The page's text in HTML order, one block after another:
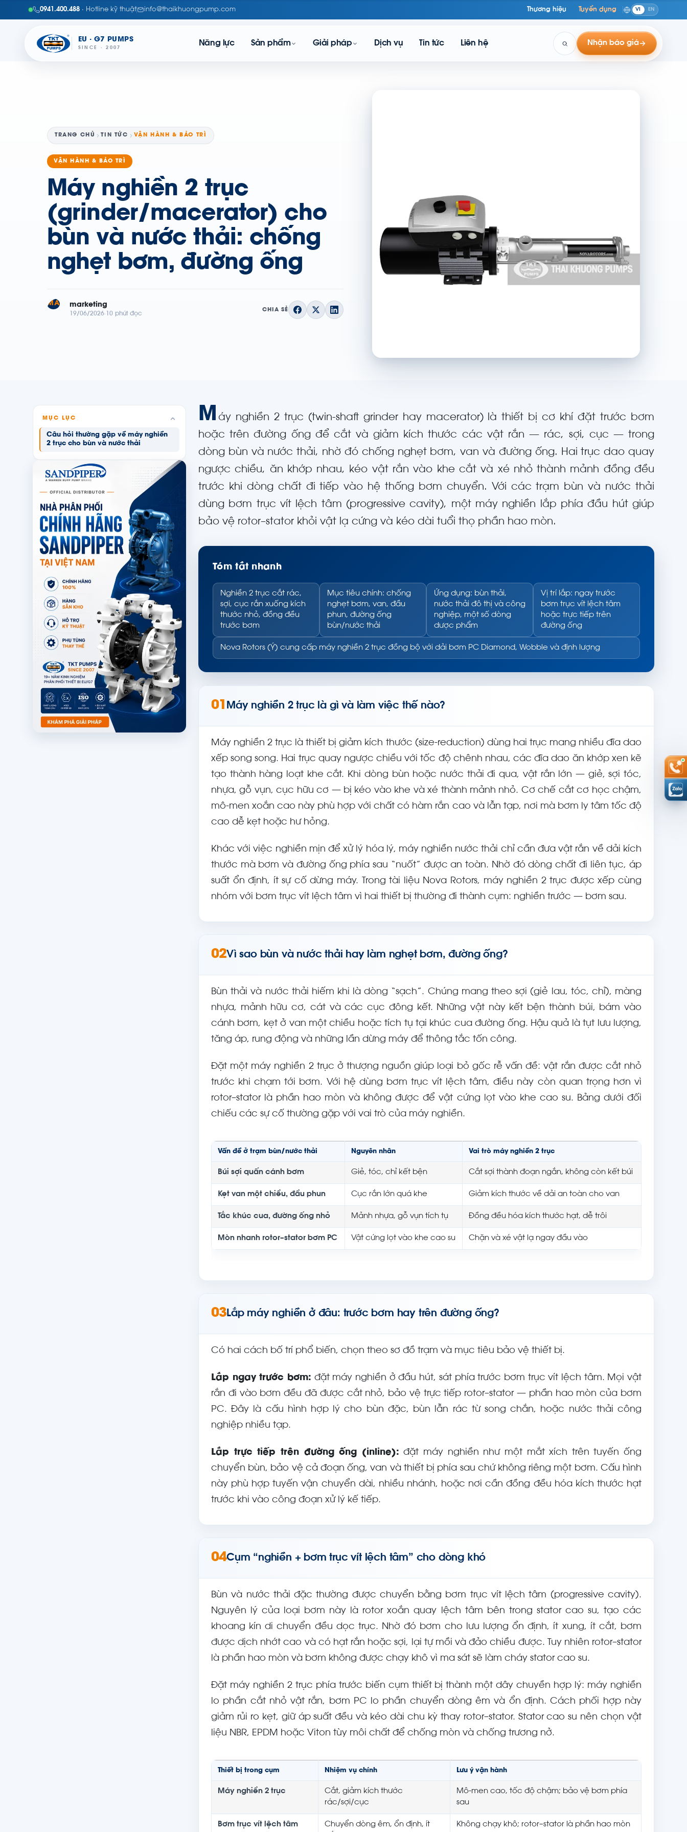
0941.400.488 · Hotline kỹ thuật info@thaikhuongpump.com Thương hiệu Tuyển dụng VI EN
EU · G7 PUMPS
SINCE · 2007
Năng lực Sản phẩm Giải pháp Dịch vụ Tin tức Liên hệ Nhận báo giá
TRANG CHỦ TIN TỨC VẬN HÀNH & BẢO TRÌ
VẬN HÀNH & BẢO TRÌ
Máy nghiền 2 trục
(grinder/macerator) cho
bùn và nước thải: chống
nghẹt bơm, đường ống
MA marketing
19/06/2026 10 phút đọc
CHIA SẺ
MỤC LỤC
Câu hỏi thường gặp về máy nghiền
2 trục cho bùn và nước thải
M áy nghiền 2 trục (twin-shaft grinder hay macerator) là thiết bị cơ khí đặt trước bơm
hoặc trên đường ống để cắt và giảm kích thước các vật rắn — rác, sợi, cục — trong
dòng bùn và nước thải, nhờ đó chống nghẹt bơm, van và đường ống. Hai trục dao quay
ngược chiều, ăn khớp nhau, kéo vật rắn vào khe cắt và xé nhỏ thành mảnh đồng đều
trước khi dòng chất đi tiếp vào hệ thống bơm chuyển. Với các trạm bùn và nước thải
dùng bơm trục vít lệch tâm (progressive cavity), một máy nghiền lắp phía đầu hút giúp
bảo vệ rotor–stator khỏi vật lạ cứng và kéo dài tuổi thọ phần hao mòn.
Tóm tắt nhanh
Nghiền 2 trục cắt rác,
sợi, cục rắn xuống kích
thước nhỏ, đồng đều
trước bơm
Mục tiêu chính: chống
nghẹt bơm, van, đầu
phun, đường ống
bùn/nước thải
Ứng dụng: bùn thải,
nước thải đô thị và công
nghiệp, một số dòng
dược phẩm
Vị trí lắp: ngay trước
bơm trục vít lệch tâm
hoặc trực tiếp trên
đường ống
Nova Rotors (Ý) cung cấp máy nghiền 2 trục đồng bộ với dải bơm PC Diamond, Wobble và định lượng
01 Máy nghiền 2 trục là gì và làm việc thế nào?
Máy nghiền 2 trục là thiết bị giảm kích thước (size-reduction) dùng hai trục mang nhiều đĩa dao
xếp song song. Hai trục quay ngược chiều với tốc độ chênh nhau, các đĩa dao ăn khớp xen kẽ
tạo thành hàng loạt khe cắt. Khi dòng bùn hoặc nước thải đi qua, vật rắn lớn — giẻ, sợi tóc,
nhựa, gỗ vụn, cục hữu cơ — bị kéo vào khe và xé thành mảnh nhỏ. Cơ chế cắt cơ học chậm,
mô-men xoắn cao này phù hợp với chất có hàm rắn cao và lẫn tạp, nơi mà bơm ly tâm tốc độ
cao dễ kẹt hoặc hư hỏng.
Khác với việc nghiền mịn để xử lý hóa lý, máy nghiền nước thải chỉ cần đưa vật rắn về dải kích
thước mà bơm và đường ống phía sau “nuốt” được an toàn. Nhờ đó dòng chất đi liên tục, áp
suất ổn định, ít sự cố dừng máy. Trong tài liệu Nova Rotors, máy nghiền 2 trục được xếp cùng
nhóm với bơm trục vít lệch tâm vì hai thiết bị thường đi thành cụm: nghiền trước — bơm sau.
02Vì sao bùn và nước thải hay làm nghẹt bơm, đường ống?
Bùn thải và nước thải hiếm khi là dòng “sạch”. Chúng mang theo sợi (giẻ lau, tóc, chỉ), màng
nhựa, mảnh hữu cơ, cát và các cục đông kết. Những vật này kết bện thành búi, bám vào
cánh bơm, kẹt ở van một chiều hoặc tích tụ tại khúc cua đường ống. Hậu quả là tụt lưu lượng,
tăng áp, rung động và những lần dừng máy để thông tắc tốn công.
Đặt một máy nghiền 2 trục ở thượng nguồn giúp loại bỏ gốc rễ vấn đề: vật rắn được cắt nhỏ
trước khi chạm tới bơm. Với hệ dùng bơm trục vít lệch tâm, điều này còn quan trọng hơn vì
rotor–stator là phần hao mòn và không được để vật cứng lọt vào khe cao su. Bảng dưới đối
chiếu các sự cố thường gặp với vai trò của máy nghiền.
Vấn đề ở trạm bùn/nước thải Nguyên nhân Vai trò máy nghiền 2 trục
Búi sợi quấn cánh bơm Giẻ, tóc, chỉ kết bện Cắt sợi thành đoạn ngắn, không còn kết búi
Kẹt van một chiều, đầu phun Cục rắn lớn quá khe Giảm kích thước về dải an toàn cho van
Tắc khúc cua, đường ống nhỏ Mảnh nhựa, gỗ vụn tích tụ Đồng đều hóa kích thước hạt, dễ trôi
Mòn nhanh rotor–stator bơm PC Vật cứng lọt vào khe cao su Chặn và xé vật lạ ngay đầu vào
03Lắp máy nghiền ở đâu: trước bơm hay trên đường ống?
Có hai cách bố trí phổ biến, chọn theo sơ đồ trạm và mục tiêu bảo vệ thiết bị.
Lắp ngay trước bơm: đặt máy nghiền ở đầu hút, sát phía trước bơm trục vít lệch tâm. Mọi vật
rắn đi vào bơm đều đã được cắt nhỏ, bảo vệ trực tiếp rotor–stator — phần hao mòn của bơm
PC. Đây là cấu hình hợp lý cho bùn đặc, bùn lẫn rác từ song chắn, hoặc nước thải công
nghiệp nhiều tạp.
Lắp trực tiếp trên đường ống (inline): đặt máy nghiền như một mắt xích trên tuyến ống
chuyển bùn, bảo vệ cả đoạn ống, van và thiết bị phía sau chứ không riêng một bơm. Cấu hình
này phù hợp tuyến vận chuyển dài, nhiều nhánh, hoặc nơi cần đồng đều hóa kích thước hạt
trước khi vào công đoạn xử lý kế tiếp.
04Cụm “nghiền + bơm trục vít lệch tâm” cho dòng khó
Bùn và nước thải đặc thường được chuyển bằng bơm trục vít lệch tâm (progressive cavity).
Nguyên lý của loại bơm này là rotor xoắn quay lệch tâm bên trong stator cao su, tạo các
khoang kín di chuyển đều dọc trục. Nhờ đó bơm cho lưu lượng ổn định, ít xung, ít cắt, bơm
được dịch nhớt cao và có hạt rắn hoặc sợi, lại tự mồi và đảo chiều được. Tuy nhiên rotor–stator
là phần hao mòn và bơm không được chạy khô vì ma sát sẽ làm cháy stator cao su.
Đặt máy nghiền 2 trục phía trước biến cụm thiết bị thành một dây chuyền hợp lý: máy nghiền
lo phần cắt nhỏ vật rắn, bơm PC lo phần chuyển dòng êm và ổn định. Cách phối hợp này
giảm rủi ro kẹt, giữ áp suất đều và kéo dài chu kỳ thay rotor–stator. Stator cao su nên chọn vật
liệu NBR, EPDM hoặc Viton tùy môi chất để chống mòn và chống trương nở.
Thiết bị trong cụm Nhiệm vụ chính Lưu ý vận hành
Máy nghiền 2 trục
Cắt, giảm kích thước
rác/sợi/cục
Mô-men cao, tốc độ chậm; bảo vệ bơm phía
sau
Bơm trục vít lệch tâm Chuyển dòng êm, ổn định, ít Không chạy khô; rotor–stator là phần hao mòn